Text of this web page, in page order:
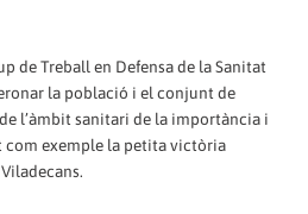
de Treball en Defensa de la Sanitat
la població i el conjunt de
l’àmbit sanitari de la importància i
exemple la petita victòria